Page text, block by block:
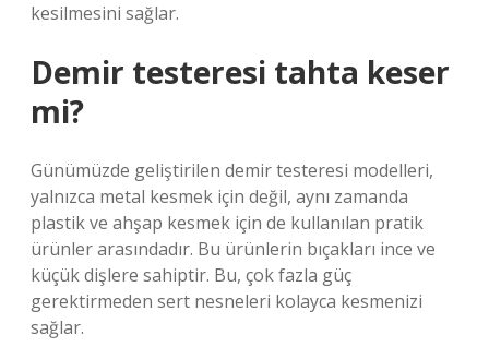
kesilmesini sağlar.
Demir testeresi tahta keser
mi?
Günümüzde geliştirilen demir testeresi modelleri,
yalnızca metal kesmek için değil, aynı zamanda
plastik ve ahşap kesmek için de kullanılan pratik
ürünler arasındadır. Bu ürünlerin bıçakları ince ve
küçük dişlere sahiptir. Bu, çok fazla güç
gerektirmeden sert nesneleri kolayca kesmenizi
sağlar.